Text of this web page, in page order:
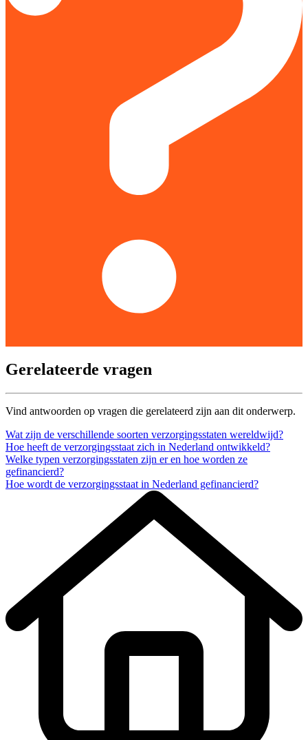
Gerelateerde vragen
Vind antwoorden op vragen die gerelateerd zijn aan dit onderwerp.
Wat zijn de verschillende soorten verzorgingsstaten wereldwijd?
Hoe heeft de verzorgingsstaat zich in Nederland ontwikkeld?
Welke typen verzorgingsstaten zijn er en hoe worden ze
gefinancierd?
Hoe wordt de verzorgingsstaat in Nederland gefinancierd?